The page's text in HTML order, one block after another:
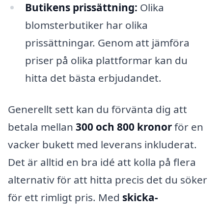
Butikens prissättning: Olika
blomsterbutiker har olika
prissättningar. Genom att jämföra
priser på olika plattformar kan du
hitta det bästa erbjudandet.
Generellt sett kan du förvänta dig att
betala mellan 300 och 800 kronorför en
vacker bukett med leverans inkluderat.
Det är alltid en bra idé att kolla på flera
alternativ för att hitta precis det du söker
för ett rimligt pris. Med skicka-